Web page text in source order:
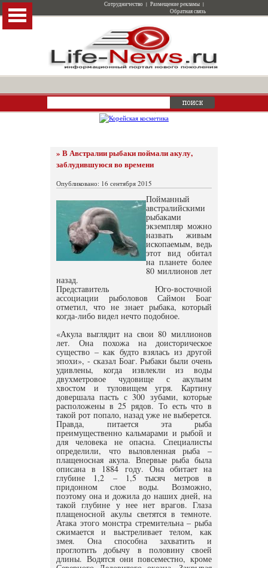
Сотрудничество | Размещение рекламы |
Обратная связь
» В Австралии рыбаки поймали акулу,
заблудившуюся во времени
Опубликовано: 16 сентября 2015
Пойманный
австралийскими
рыбаками
экземпляр можно
назвать живым
ископаемым, ведь
этот вид обитал
на планете более
80 миллионов лет
назад.
Представитель Юго-восточной
ассоциации рыболовов Саймон Боаг
отметил, что не знает рыбака, который
когда-либо видел нечто подобное.
«Акула выглядит на свои 80 миллионов
лет. Она похожа на доисторическое
существо – как будто взялась из другой
эпохи», - сказал Боаг. Рыбаки были очень
удивлены, когда извлекли из воды
двухметровое чудовище с акульим
хвостом и туловищем угря. Картину
довершала пасть с 300 зубами, которые
расположены в 25 рядов. То есть что в
такой рот попало, назад уже не выберется.
Правда, питается эта рыба
преимущественно кальмарами и рыбой и
для человека не опасна. Специалисты
определили, что выловленная рыба –
плащеносная акула. Впервые рыба была
описана в 1884 году. Она обитает на
глубине 1,2 – 1,5 тысяч метров в
придонном слое воды. Возможно,
поэтому она и дожила до наших дней, на
такой глубине у нее нет врагов. Глаза
плащеносной акулы светятся в темноте.
Атака этого монстра стремительна – рыба
сжимается и выстреливает телом, как
змея. Она способна захватить и
проглотить добычу в половину своей
длины. Водятся они повсеместно, кроме